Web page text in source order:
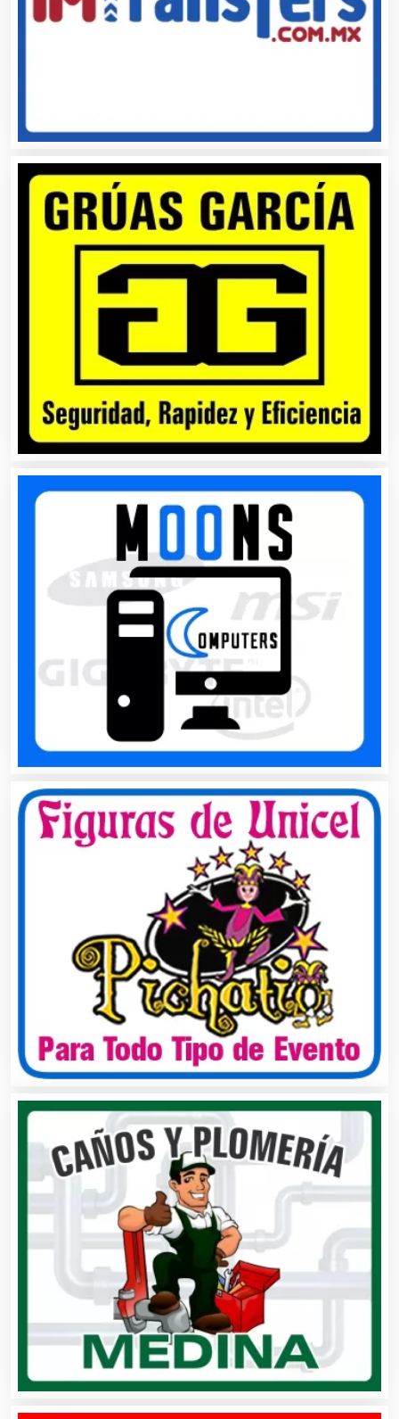
Avaluos
Balnearios
Banquetes
Basculas
Bebidas
Belleza
Bordados y Estampados
Boutiques
Cafeterías
Cajas de Ahorro
Cámaras de Comercio
Camiones para Fletes
Cancelería de Aluminio
Capacitación
Carnicerías
Carpinterías